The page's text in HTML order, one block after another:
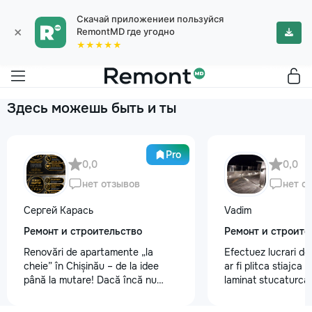
×
Скачай приложениеи пользуйся
RemontMD где угодно
★★★★★
Здесь можешь быть и ты
Pro
0,0
нет отзывов
Сергей Карась
Ремонт и строительство
Renovări de apartamente „la
cheie” în Chișinău – de la idee
până la mutare! Dacă încă nu
0,0
нет
Vadim
Ремонт и
Efectuez lucrari
ar fi plitca stiajca
laminat